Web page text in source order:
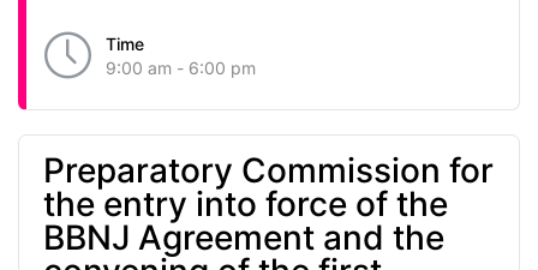
Time
9:00 am - 6:00 pm
Preparatory Commission for
the entry into force of the
BBNJ Agreement and the